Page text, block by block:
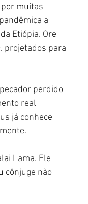
por muitas
a
Etiópia. Ore
projetados para
perdido
real
já conhece
Lama. Ele
cônjuge não